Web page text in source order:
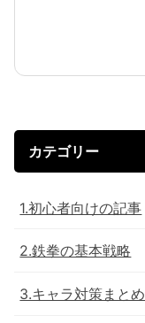
カテゴリー
1.初心者向けの記事
2.鉄拳の基本戦略
3.キャラ対策まとめ